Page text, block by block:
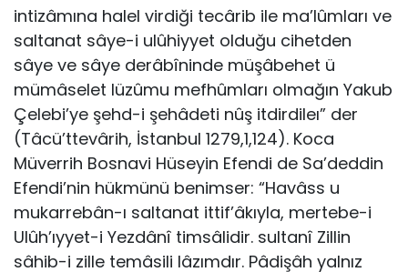
intizâmına halel virdiği tecârib ile ma’lûmları ve
saltanat sâye-i ulûhiyyet olduğu cihetden
sâye ve sâye derâbîninde müşâbehet ü
mümâselet lüzûmu mefhûmları olmağın Yakub
Çelebi’ye şehd-i şehâdeti nûş itdirdileı” der
(Tâcü’ttevârih, İstanbul 1279,1,124). Koca
Müverrih Bosnavi Hüseyin Efendi de Sa’deddin
Efendi’nin hükmünü benimser: “Havâss u
mukarrebân-ı saltanat ittif’âkıyla, mertebe-i
Ulûh’ıyyet-i Yezdânî timsâlidir. sultanî Zillin
sâhib-i zille temâsili lâzımdır. Pâdişâh yalnız